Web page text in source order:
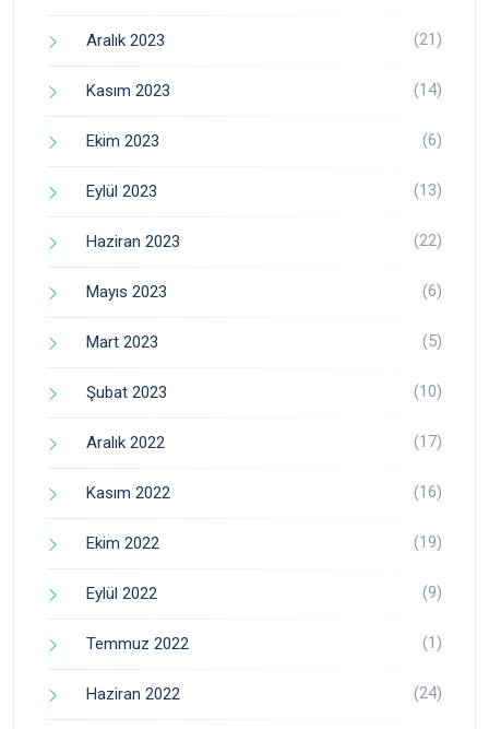
Aralık 2023 (21)
Kasım 2023 (14)
Ekim 2023 (6)
Eylül 2023 (13)
Haziran 2023 (22)
Mayıs 2023 (6)
Mart 2023 (5)
Şubat 2023 (10)
Aralık 2022 (17)
Kasım 2022 (16)
Ekim 2022 (19)
Eylül 2022 (9)
Temmuz 2022 (1)
Haziran 2022 (24)